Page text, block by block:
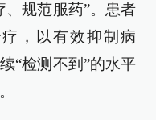
、规范服药”。患者
，以有效抑制病
“检测不到”的水平